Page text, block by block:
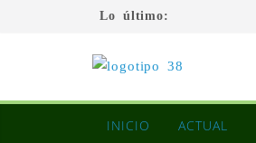
Lo último:
INICIO ACTUAL